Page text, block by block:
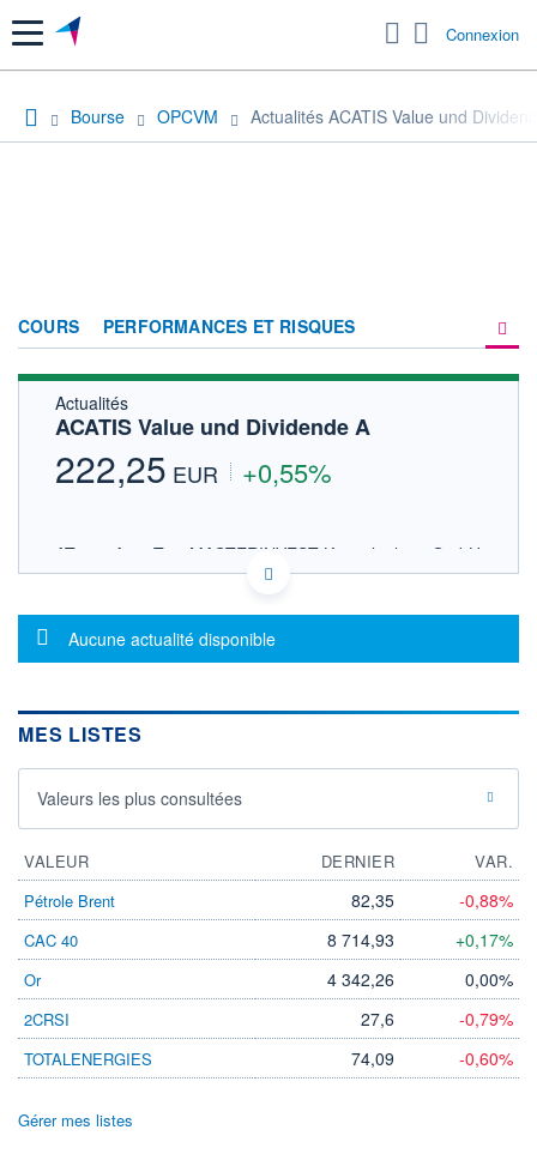
Menu Connexion
Bourse OPCVM Actualités ACATIS Value und
COURS PERFORMANCES ET RISQUES
FORUM
Actualités
ACATIS Value und Dividende A
222,25 EUR +0,55%
AT0000A146T3 - MASTERINVEST Kapitalanlage GmbH
OPCVM DERNIER COURS CONNU AU 06/08/2026
03/12
190
210
Actions International
Rendement
FONDS PARTENAIRES
PEA PEA-PME BOURSOVIE LUX
BOURSOVIE
Non éligible Boursobank
170M / 31.07.26
Message d'information
Aucune actualité disponible
MES LISTES
Valeurs les plus consultées
VALEUR DERNIER
VAR.
Pétrole Brent
82,35 -0,88%
CAC 40 8 714,93 +0,17%
Or 4 342,26 0,00%
2CRSI 27,6 -0,79%
TOTALENERGIES 74,09 -0,60%
Gérer mes listes